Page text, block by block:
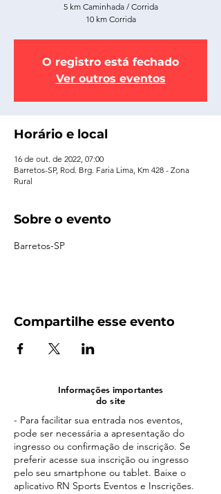
5 km Caminhada / Corrida
10 km Corrida
O registro está fechado
Ver outros eventos
Horário e local
16 de out. de 2022, 07:00
Barretos-SP, Rod. Brg. Faria Lima, Km 428 - Zona
Rural
Sobre o evento
Barretos-SP
Compartilhe esse evento
Informações importantes
do site
- Para facilitar sua entrada nos eventos,
pode ser necessária a apresentação do
ingresso ou confirmação de inscrição. Se
preferir acesse sua inscrição ou ingresso
pelo seu smartphone ou tablet. Baixe o
aplicativo RN Sports Eventos e Inscrições.